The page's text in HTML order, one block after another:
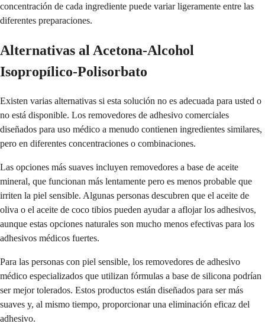
concentración de cada ingrediente puede variar ligeramente entre las
diferentes preparaciones.
Alternativas al Acetona-Alcohol
Isopropílico-Polisorbato
Existen varias alternativas si esta solución no es adecuada para usted o
no está disponible. Los removedores de adhesivo comerciales
diseñados para uso médico a menudo contienen ingredientes similares,
pero en diferentes concentraciones o combinaciones.
Las opciones más suaves incluyen removedores a base de aceite
mineral, que funcionan más lentamente pero es menos probable que
irriten la piel sensible. Algunas personas descubren que el aceite de
oliva o el aceite de coco tibios pueden ayudar a aflojar los adhesivos,
aunque estas opciones naturales son mucho menos efectivas para los
adhesivos médicos fuertes.
Para las personas con piel sensible, los removedores de adhesivo
médico especializados que utilizan fórmulas a base de silicona podrían
ser mejor tolerados. Estos productos están diseñados para ser más
suaves y, al mismo tiempo, proporcionar una eliminación eficaz del
adhesivo.